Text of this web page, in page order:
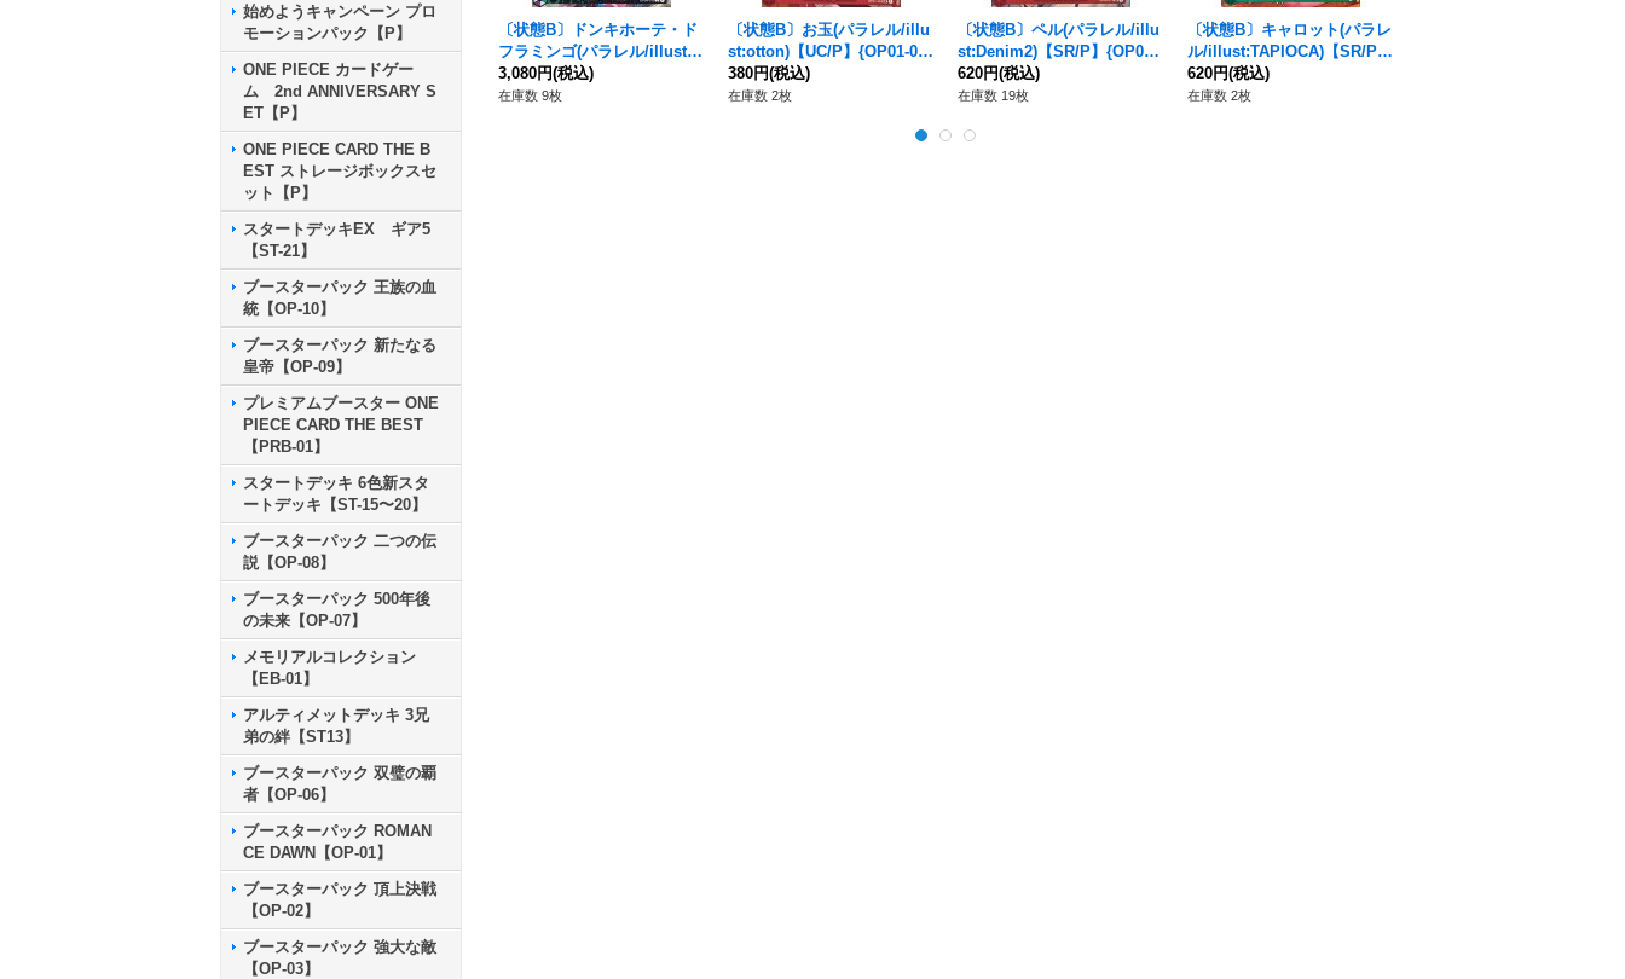
始めようキャンペーン プロ
モーションパック【P】
ONE PIECE カードゲー
ム 2nd ANNIVERSARY S
ET【P】
ONE PIECE CARD THE B
EST ストレージボックスセ
ット【P】
スタートデッキEX ギア5
【ST-21】
ブースターパック 王族の血
統【OP-10】
ブースターパック 新たなる
皇帝【OP-09】
プレミアムブースター ONE
PIECE CARD THE BEST
【PRB-01】
スタートデッキ 6色新スタ
ートデッキ【ST-15〜20】
ブースターパック 二つの伝
説【OP-08】
ブースターパック 500年後
の未来【OP-07】
メモリアルコレクション
【EB-01】
アルティメットデッキ 3兄
弟の絆【ST13】
ブースターパック 双璧の覇
者【OP-06】
ブースターパック ROMAN
CE DAWN【OP-01】
ブースターパック 頂上決戦
【OP-02】
ブースターパック 強大な敵
【OP-03】
〔状態B〕ドンキホーテ・ド
フラミンゴ(パラレル/illust:S
tudio Vigor Co.Ltd)【L/P】
{OP04-019}
3,080円(税込)
在庫数 9枚
〔状態B〕お玉(パラレル/illu
st:otton)【UC/P】{OP01-00
6}
380円(税込)
在庫数 2枚
〔状態B〕ペル(パラレル/illu
st:Denim2)【SR/P】{OP04-
013}
620円(税込)
在庫数 19枚
〔状態B〕キャロット(パラレ
ル/illust:TAPIOCA)【SR/P】
{OP08-023}
620円(税込)
在庫数 2枚